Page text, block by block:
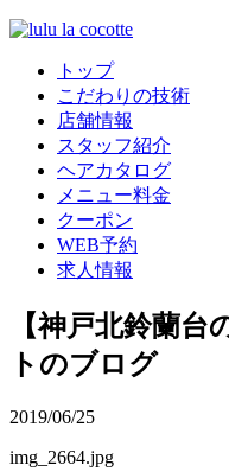
トップ
こだわりの技術
店舗情報
スタッフ紹介
ヘアカタログ
メニュー料金
クーポン
WEB予約
求人情報
【神戸北鈴蘭台
トのブログ
2019/06/25
img_2664.jpg